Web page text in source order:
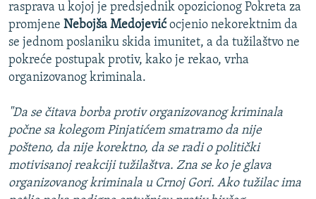
rasprava u kojoj je predsjednik opozicionog Pokreta za
promjene Nebojša Medojevićocjenio nekorektnim da
se jednom poslaniku skida imunitet, a da tužilaštvo ne
pokreće postupak protiv, kako je rekao, vrha
organizovanog kriminala.
"Da se čitava borba protiv organizovanog kriminala
počne sa kolegom Pinjatićem smatramo da nije
pošteno, da nije korektno, da se radi o politički
motivisanoj reakciji tužilaštva. Zna se ko je glava
organizovanog kriminala u Crnoj Gori. Ako tužilac ima